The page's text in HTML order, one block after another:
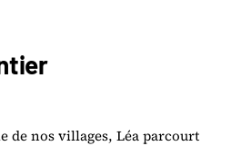
de nos villages, Léa parcourt